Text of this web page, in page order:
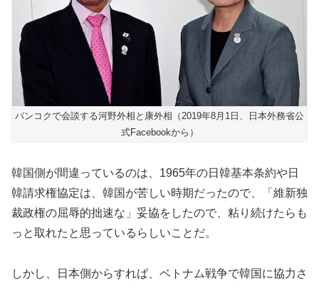
バンコクで会談する河野外相と康外相（2019年8月1日、日本外務省公
式Facebookから）
韓国側が間違っているのは、1965年の日韓基本条約や日
韓請求権協定は、韓国が苦しい時期だったので、「維新独
裁政権の屈辱的拙速な」妥協をしたので、粘り続けたらも
っと取れたと思っているらしいことだ。
しかし、日本側からすれば、ベトナム戦争で韓国に協力さ